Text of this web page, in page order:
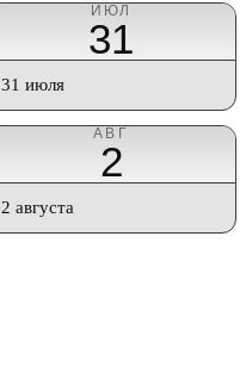
ИЮЛ
31
31 июля
АВГ
2
2 августа